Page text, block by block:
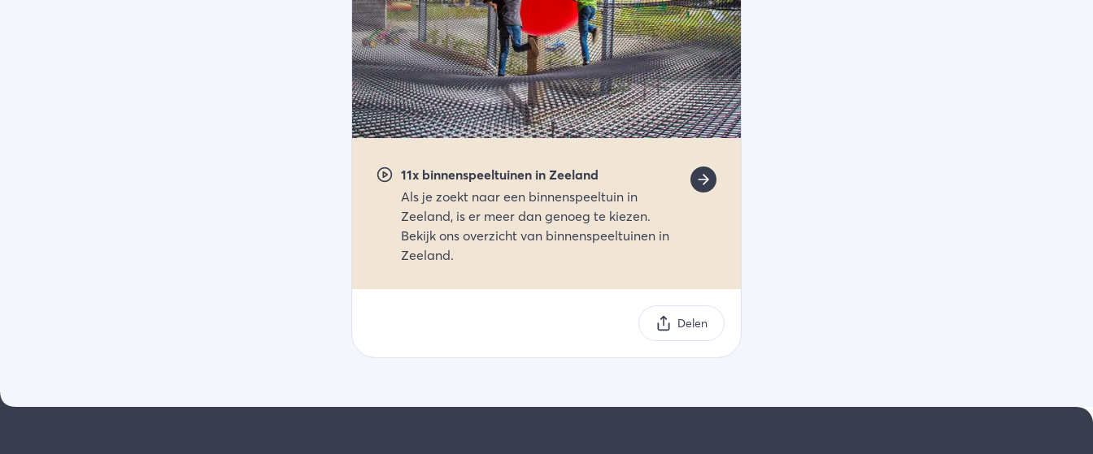
11x binnenspeeltuinen in Zeeland
Als je zoekt naar een binnenspeeltuin in
Zeeland, is er meer dan genoeg te kiezen.
Bekijk ons overzicht van binnenspeeltuinen in
Zeeland.
Delen